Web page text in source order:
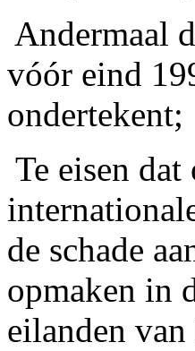
Andermaal
vóór eind
ondertekent;
Te eisen
de schade
opmaken in
eilanden